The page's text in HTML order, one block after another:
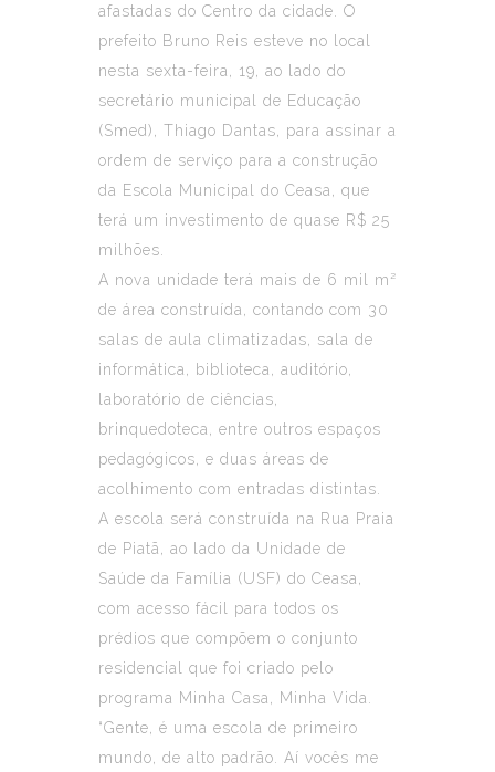
afastadas do Centro da cidade. O
prefeito Bruno Reis esteve no local
nesta sexta-feira, 19, ao lado do
secretário municipal de Educação
(Smed), Thiago Dantas, para assinar a
ordem de serviço para a construção
da Escola Municipal do Ceasa, que
terá um investimento de quase R$ 25
milhões.
A nova unidade terá mais de 6 mil m²
de área construída, contando com 30
salas de aula climatizadas, sala de
informática, biblioteca, auditório,
laboratório de ciências,
brinquedoteca, entre outros espaços
pedagógicos, e duas áreas de
acolhimento com entradas distintas.
A escola será construída na Rua Praia
de Piatã, ao lado da Unidade de
Saúde da Família (USF) do Ceasa,
com acesso fácil para todos os
prédios que compõem o conjunto
residencial que foi criado pelo
programa Minha Casa, Minha Vida.
“Gente, é uma escola de primeiro
mundo, de alto padrão. Aí vocês me